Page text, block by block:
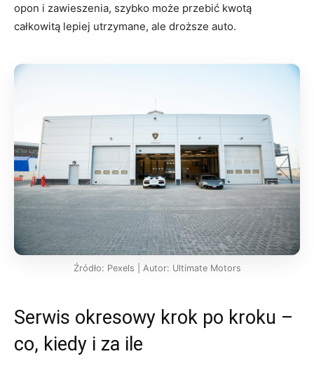
opon i zawieszenia, szybko może przebić kwotą
całkowitą lepiej utrzymane, ale droższe auto.
Źródło: Pexels | Autor: Ultimate Motors
Serwis okresowy krok po kroku –
co, kiedy i za ile